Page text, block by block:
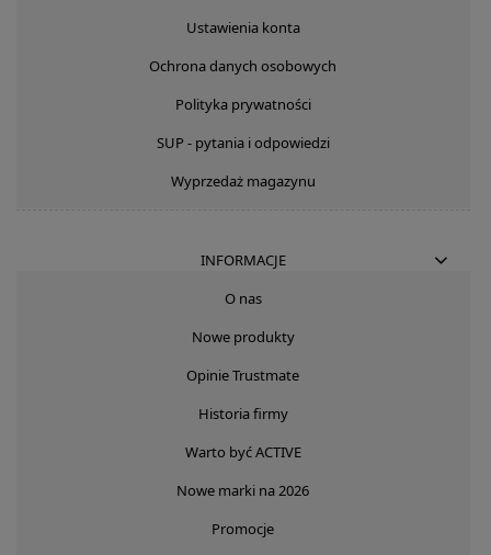
Ustawienia konta
Ochrona danych osobowych
Polityka prywatności
SUP - pytania i odpowiedzi
Wyprzedaż magazynu
INFORMACJE
O nas
Nowe produkty
Opinie Trustmate
Historia firmy
Warto być ACTIVE
Nowe marki na 2026
Promocje